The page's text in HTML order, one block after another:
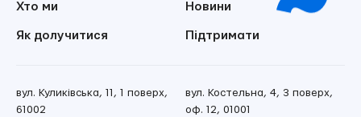
Хто ми Новини
Як долучитися Підтримати
вул. Куликівська, 11, 1 поверх,
61002
вул. Костельна, 4, 3 поверх,
оф. 12, 01001